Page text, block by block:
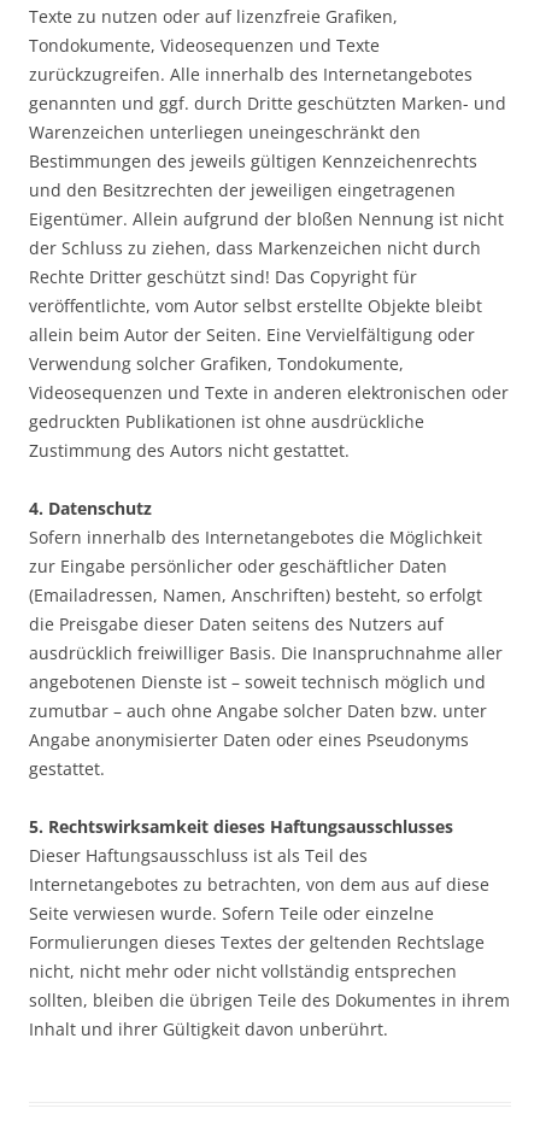
Texte zu nutzen oder auf lizenzfreie Grafiken,
Tondokumente, Videosequenzen und Texte
zurückzugreifen. Alle innerhalb des Internetangebotes
genannten und ggf. durch Dritte geschützten Marken- und
Warenzeichen unterliegen uneingeschränkt den
Bestimmungen des jeweils gültigen Kennzeichenrechts
und den Besitzrechten der jeweiligen eingetragenen
Eigentümer. Allein aufgrund der bloßen Nennung ist nicht
der Schluss zu ziehen, dass Markenzeichen nicht durch
Rechte Dritter geschützt sind! Das Copyright für
veröffentlichte, vom Autor selbst erstellte Objekte bleibt
allein beim Autor der Seiten. Eine Vervielfältigung oder
Verwendung solcher Grafiken, Tondokumente,
Videosequenzen und Texte in anderen elektronischen oder
gedruckten Publikationen ist ohne ausdrückliche
Zustimmung des Autors nicht gestattet.
4. Datenschutz
Sofern innerhalb des Internetangebotes die Möglichkeit
zur Eingabe persönlicher oder geschäftlicher Daten
(Emailadressen, Namen, Anschriften) besteht, so erfolgt
die Preisgabe dieser Daten seitens des Nutzers auf
ausdrücklich freiwilliger Basis. Die Inanspruchnahme aller
angebotenen Dienste ist – soweit technisch möglich und
zumutbar – auch ohne Angabe solcher Daten bzw. unter
Angabe anonymisierter Daten oder eines Pseudonyms
gestattet.
5. Rechtswirksamkeit dieses Haftungsausschlusses
Dieser Haftungsausschluss ist als Teil des
Internetangebotes zu betrachten, von dem aus auf diese
Seite verwiesen wurde. Sofern Teile oder einzelne
Formulierungen dieses Textes der geltenden Rechtslage
nicht, nicht mehr oder nicht vollständig entsprechen
sollten, bleiben die übrigen Teile des Dokumentes in ihrem
Inhalt und ihrer Gültigkeit davon unberührt.